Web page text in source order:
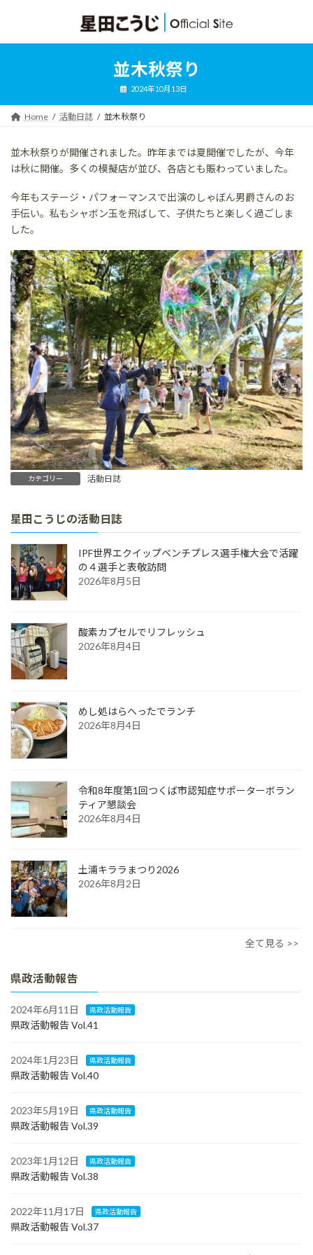
ン
ッ
ー
移
並木秋祭り
2024年10月13日
Home 活動日誌 並木秋祭り
並木秋祭りが開催されました。昨年までは夏開催でしたが、今年
は秋に開催。多くの模擬店が並び、各店とも賑わっていました。
今年もステージ・パフォーマンスで出演のしゃぼん男爵さんのお
手伝い。私もシャボン玉を飛ばして、子供たちと楽しく過ごしま
した。
カテゴリー 活動日誌
星田こうじの活動日誌
IPF世界エクイップベンチプレス選手権大会で活躍
の４選手と表敬訪問
2026年8月5日
酸素カプセルでリフレッシュ
2026年8月4日
めし処はらへったでランチ
2026年8月4日
令和8年度第1回つくば市認知症サポーターボラン
ティア懇談会
2026年8月4日
土浦キララまつり2026
2026年8月2日
全て見る >>
県政活動報告
2024年6月11日 県政活動報告
県政活動報告 Vol.41
2024年1月23日 県政活動報告
県政活動報告 Vol.40
2023年5月19日 県政活動報告
県政活動報告 Vol.39
2023年1月12日 県政活動報告
県政活動報告 Vol.38
2022年11月17日 県政活動報告
県政活動報告 Vol.37